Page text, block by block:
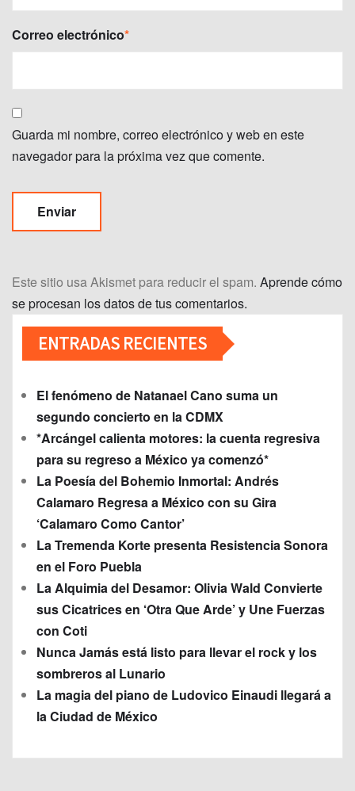
Correo electrónico*
Guarda mi nombre, correo electrónico y web en este
navegador para la próxima vez que comente.
Este sitio usa Akismet para reducir el spam. Aprende cómo
se procesan los datos de tus comentarios.
ENTRADAS RECIENTES
El fenómeno de Natanael Cano suma un
segundo concierto en la CDMX
*Arcángel calienta motores: la cuenta regresiva
para su regreso a México ya comenzó*
La Poesía del Bohemio Inmortal: Andrés
Calamaro Regresa a México con su Gira
‘Calamaro Como Cantor’
La Tremenda Korte presenta Resistencia Sonora
en el Foro Puebla
La Alquimia del Desamor: Olivia Wald Convierte
sus Cicatrices en ‘Otra Que Arde’ y Une Fuerzas
con Coti
Nunca Jamás está listo para llevar el rock y los
sombreros al Lunario
La magia del piano de Ludovico Einaudi llegará a
la Ciudad de México